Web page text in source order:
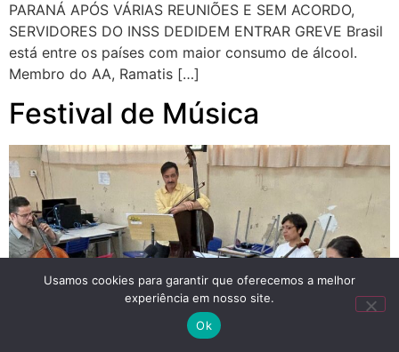
PARANÁ APÓS VÁRIAS REUNIÕES E SEM ACORDO,
SERVIDORES DO INSS DEDIDEM ENTRAR GREVE Brasil
está entre os países com maior consumo de álcool.
Membro do AA, Ramatis […]
Festival de Música
Usamos cookies para garantir que oferecemos a melhor
experiência em nosso site.
Ok